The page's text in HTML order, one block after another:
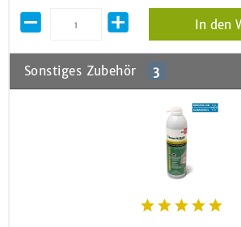
In den
Sonstiges Zubehör 3